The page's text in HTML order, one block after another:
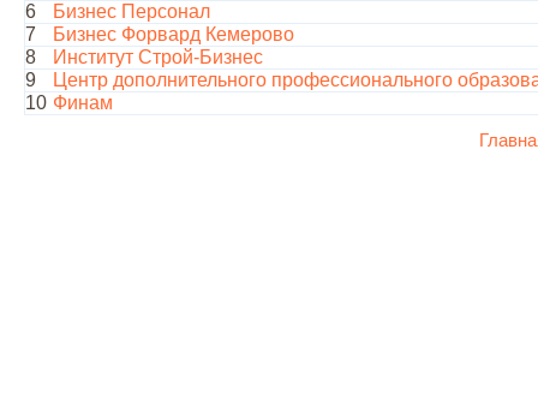
6
Бизнес Персонал
7
Бизнес Форвард Кемерово
8
Институт Строй-Бизнес
9
Центр дополнительного профессионального
10 Финам